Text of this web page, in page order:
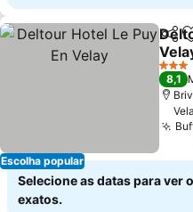
Escolha popular
3
8,1
Selecione as datas para ver
exatos.